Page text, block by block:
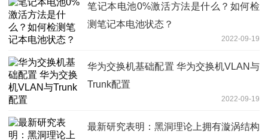
笔记本电池0%激活方法是什么？如何检
测笔记本电池状态？
2022-09-19
华为交换机基础配置 华为交换机VLAN与
Trunk配置
2022-09-19
最新研究表明：黑洞理论上拥有漩涡结构